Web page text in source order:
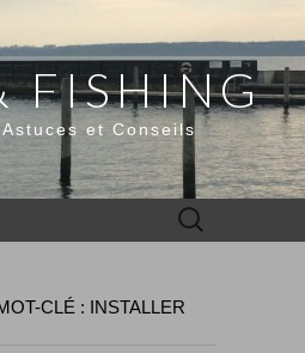
FISHING
et Conseils
Rechercher :
CLÉ : INSTALLER